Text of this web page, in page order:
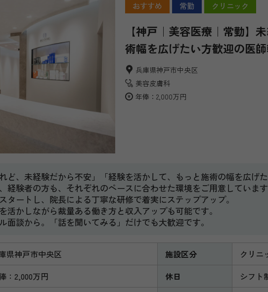
おすすめ 常勤 クリニック
【神戸｜美容医療｜常勤】
術幅を広げたい方歓迎の医
兵庫県神戸市中央区
美容皮膚科
年俸：2,000万円
れど、未経験だから不安」「経験を活かして、もっと施術の幅を広
経験者の方も、それぞれのペースに合わせた環境をご用意していま
タートし、院長による丁寧な研修で着実にステップアップ。
活かしながら裁量ある働き方と収入アップも可能です。
面談から。「話を聞いてみる」だけでも大歓迎です。
県神戸市中央区 施設区分
クリニ
：2,000万円 休日 シフト